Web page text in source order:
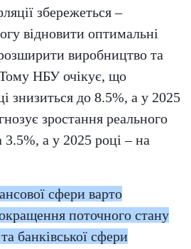
збережеться –
відновити оптимальні
виробництво та
НБУ очікує, що
знизиться до 8.5%, а у 2025
зростання реального
а у 2025 році – на
сфери варто
поточного стану
банківської сфери